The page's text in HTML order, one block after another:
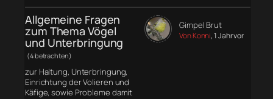
Allgemeine Fragen
zum Thema Vögel
und Unterbringung
(4 betrachten)
zur Haltung, Unterbringung,
Einrichtung der Volieren und
Käfige, sowie Probleme damit
Gimpel Brut
Von Konni, 1 Jahr vor